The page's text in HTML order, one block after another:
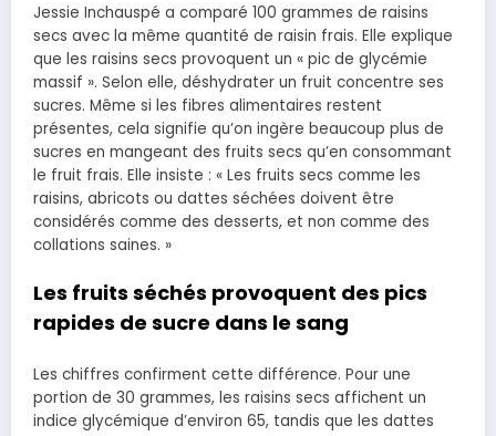
Jessie Inchauspé a comparé 100 grammes de raisins
secs avec la même quantité de raisin frais. Elle explique
que les raisins secs provoquent un « pic de glycémie
massif ». Selon elle, déshydrater un fruit concentre ses
sucres. Même si les fibres alimentaires restent
présentes, cela signifie qu’on ingère beaucoup plus de
sucres en mangeant des fruits secs qu’en consommant
le fruit frais. Elle insiste : « Les fruits secs comme les
raisins, abricots ou dattes séchées doivent être
considérés comme des desserts, et non comme des
collations saines. »
Les fruits séchés provoquent des pics
rapides de sucre dans le sang
Les chiffres confirment cette différence. Pour une
portion de 30 grammes, les raisins secs affichent un
indice glycémique d’environ 65, tandis que les dattes